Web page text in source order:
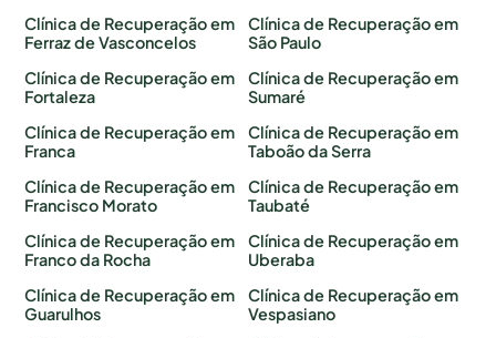
Clínica de Recuperação em
Ferraz de Vasconcelos
Clínica de Recuperação em
Fortaleza
Clínica de Recuperação em
Franca
Clínica de Recuperação em
Francisco Morato
Clínica de Recuperação em
Franco da Rocha
Clínica de Recuperação em
Guarulhos
Clínica de Recuperação em
São Paulo
Clínica de Recuperação em
Sumaré
Clínica de Recuperação em
Taboão da Serra
Clínica de Recuperação em
Taubaté
Clínica de Recuperação em
Uberaba
Clínica de Recuperação em
Vespasiano